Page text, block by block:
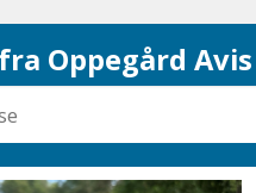
Oppegård